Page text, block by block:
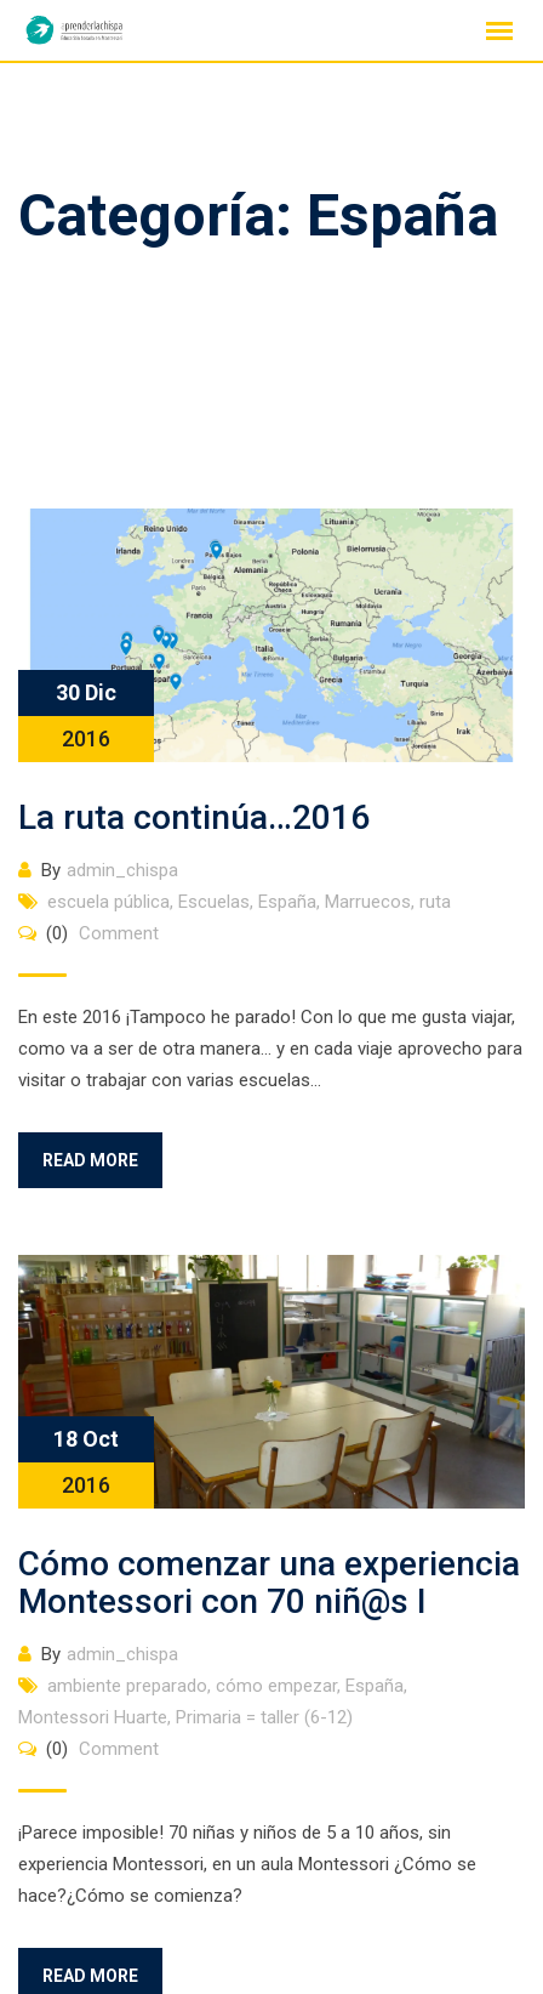
Skip
Categoría: España
30 Dic
2016
La ruta continúa…2016
By admin_chispa
escuela pública, Escuelas, España, Marruecos, ruta
(0)
Comment
En este 2016 ¡Tampoco he parado! Con lo que me gusta viajar,
como va a ser de otra manera… y en cada viaje aprovecho para
visitar o trabajar con varias escuelas…
READ MORE
18 Oct
2016
Cómo comenzar una experiencia
Montessori con 70 niñ@s I
By admin_chispa
ambiente preparado, cómo empezar, España,
Montessori Huarte, Primaria = taller (6-12)
(0)
Comment
¡Parece imposible! 70 niñas y niños de 5 a 10 años, sin
experiencia Montessori, en un aula Montessori ¿Cómo se
hace?¿Cómo se comienza?
READ MORE